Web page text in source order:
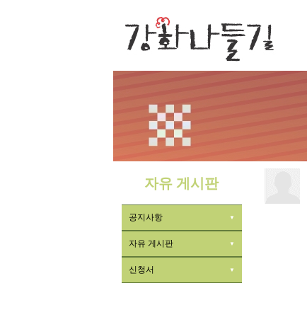
자유 게시판
공지사항
자유 게시판
신청서